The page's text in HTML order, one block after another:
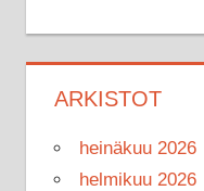
ARKISTOT
heinäkuu 2026
helmikuu 2026